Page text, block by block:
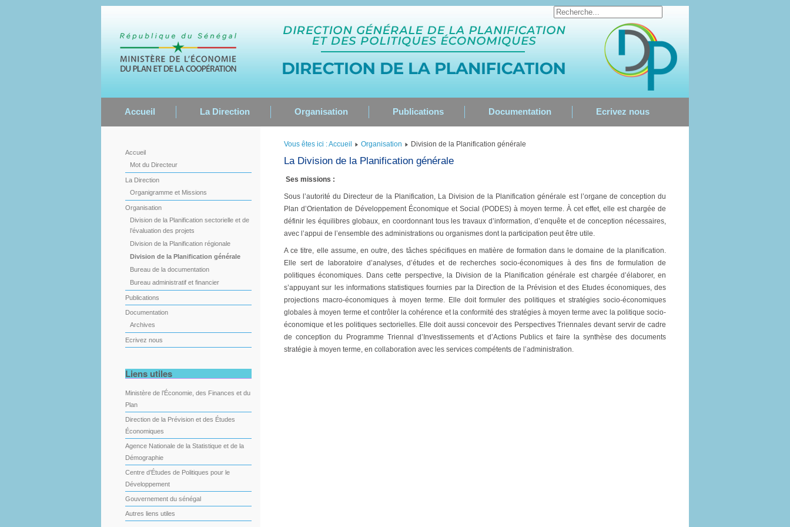
Accueil La Direction Organisation Publications Documentation Ecrivez nous
Accueil
Mot du Directeur
La Direction
Organigramme et Missions
Organisation
Division de la Planification sectorielle et de
l’évaluation des projets
Division de la Planification régionale
Division de la Planification générale
Bureau de la documentation
Bureau administratif et financier
Publications
Documentation
Archives
Ecrivez nous
Liens utiles
Ministère de l’Économie, des Finances et du
Plan
Direction de la Prévision et des Études
Économiques
Agence Nationale de la Statistique et de la
Démographie
Centre d’Études de Politiques pour le
Développement
Gouvernement du sénégal
Autres liens utiles
Vous êtes ici : Accueil Organisation Division de la Planification générale
La Division de la Planification générale
Ses missions :
Sous l’autorité du Directeur de la Planification, La Division de la Planification générale est l’organe de conception du
Plan d’Orientation de Développement Économique et Social (PODES) à moyen terme. À cet effet, elle est chargée de
définir les équilibres globaux, en coordonnant tous les travaux d’information, d’enquête et de conception nécessaires,
avec l’appui de l’ensemble des administrations ou organismes dont la participation peut être utile.
A ce titre, elle assume, en outre, des tâches spécifiques en matière de formation dans le domaine de la planification.
Elle sert de laboratoire d’analyses, d’études et de recherches socio-économiques à des fins de formulation de
politiques économiques. Dans cette perspective, la Division de la Planification générale est chargée d’élaborer, en
s’appuyant sur les informations statistiques fournies par la Direction de la Prévision et des Etudes économiques, des
projections macro-économiques à moyen terme. Elle doit formuler des politiques et stratégies socio-économiques
globales à moyen terme et contrôler la cohérence et la conformité des stratégies à moyen terme avec la politique socio-
économique et les politiques sectorielles. Elle doit aussi concevoir des Perspectives Triennales devant servir de cadre
de conception du Programme Triennal d’Investissements et d’Actions Publics et faire la synthèse des documents
stratégie à moyen terme, en collaboration avec les services compétents de l’administration.